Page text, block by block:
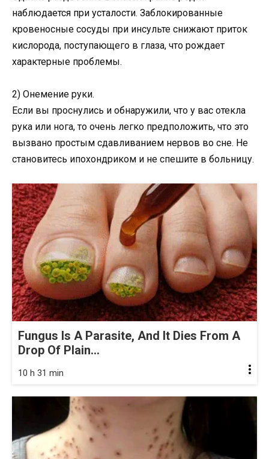
наблюдается при усталости. Заблокированные
кровеносные сосуды при инсульте снижают приток
кислорода, поступающего в глаза, что рождает
характерные проблемы.
2) Онемение руки.
Если вы проснулись и обнаружили, что у вас отекла
рука или нога, то очень легко предположить, что это
вызвано простым сдавливанием нервов во сне. Не
становитесь ипохондриком и не спешите в больницу.
Fungus Is A Parasite, And It Dies From A
Drop Of Plain...
10 h 31 min